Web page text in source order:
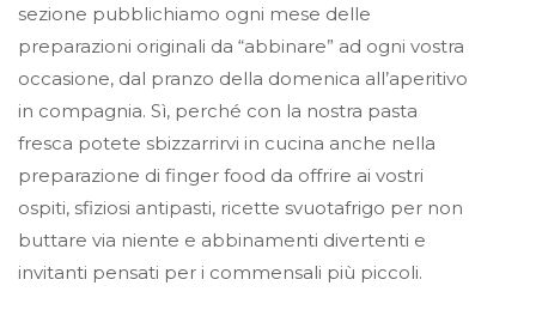
sezione pubblichiamo ogni mese delle
preparazioni originali da “abbinare” ad ogni vostra
occasione, dal pranzo della domenica all’aperitivo
in compagnia. Sì, perché con la nostra pasta
fresca potete sbizzarrirvi in cucina anche nella
preparazione di finger food da offrire ai vostri
ospiti, sfiziosi antipasti, ricette svuotafrigo per non
buttare via niente e abbinamenti divertenti e
invitanti pensati per i commensali più piccoli.